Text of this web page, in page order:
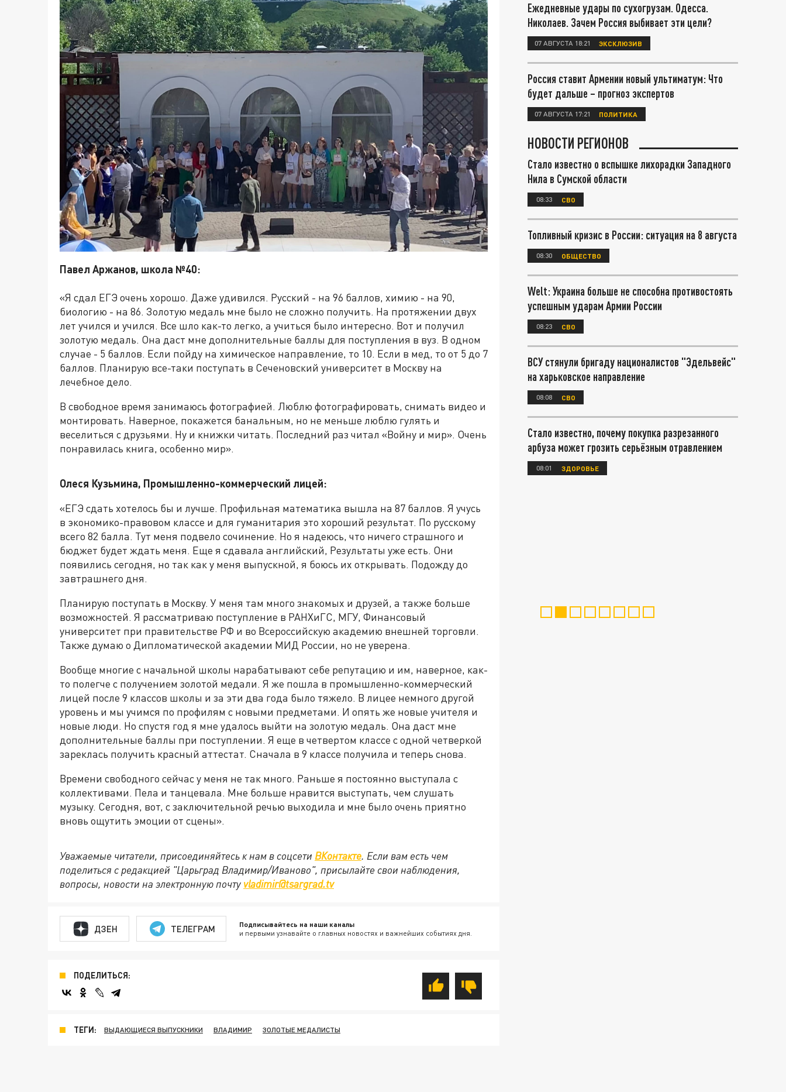
Павел Аржанов, школа №40:
«Я сдал ЕГЭ очень хорошо. Даже удивился. Русский - на 96 баллов, химию - на 90,
биологию - на 86. Золотую медаль мне было не сложно получить. На протяжении двух
лет учился и учился. Все шло как-то легко, а учиться было интересно. Вот и получил
золотую медаль. Она даст мне дополнительные баллы для поступления в вуз. В одном
случае - 5 баллов. Если пойду на химическое направление, то 10. Если в мед, то от 5 до 7
баллов. Планирую все-таки поступать в Сеченовский университет в Москву на
лечебное дело.
В свободное время занимаюсь фотографией. Люблю фотографировать, снимать видео и
монтировать. Наверное, покажется банальным, но не меньше люблю гулять и
веселиться с друзьями. Ну и книжки читать. Последний раз читал «Войну и мир». Очень
понравилась книга, особенно мир».
Олеся Кузьмина, Промышленно-коммерческий лицей:
«ЕГЭ сдать хотелось бы и лучше. Профильная математика вышла на 87 баллов. Я учусь
в экономико-правовом классе и для гуманитария это хороший результат. По русскому
всего 82 балла. Тут меня подвело сочинение. Но я надеюсь, что ничего страшного и
бюджет будет ждать меня. Еще я сдавала английский, Результаты уже есть. Они
появились сегодня, но так как у меня выпускной, я боюсь их открывать. Подожду до
завтрашнего дня.
Планирую поступать в Москву. У меня там много знакомых и друзей, а также больше
возможностей. Я рассматриваю поступление в РАНХиГС, МГУ, Финансовый
университет при правительстве РФ и во Всероссийскую академию внешней торговли.
Также думаю о Дипломатической академии МИД России, но не уверена.
Вообще многие с начальной школы нарабатывают себе репутацию и им, наверное, как-
то полегче с получением золотой медали. Я же пошла в промышленно-коммерческий
лицей после 9 классов школы и за эти два года было тяжело. В лицее немного другой
уровень и мы учимся по профилям с новыми предметами. И опять же новые учителя и
новые люди. Но спустя год я мне удалось выйти на золотую медаль. Она даст мне
дополнительные баллы при поступлении. Я еще в четвертом классе с одной четверкой
зареклась получить красный аттестат. Сначала в 9 классе получила и теперь снова.
Времени свободного сейчас у меня не так много. Раньше я постоянно выступала с
коллективами. Пела и танцевала. Мне больше нравится выступать, чем слушать
музыку. Сегодня, вот, с заключительной речью выходила и мне было очень приятно
вновь ощутить эмоции от сцены».
Уважаемые читатели, присоединяйтесь к нам в соцсети ВКонтакте. Если вам есть чем
поделиться с редакцией "Царьград Владимир/Иваново", присылайте свои наблюдения,
вопросы, новости на электронную почту vladimir@tsargrad.tv
ДЗЕН ТЕЛЕГРАМ Подписывайтесь на наши каналы
и первыми узнавайте о главных новостях и важнейших событиях дня.
ПОДЕЛИТЬСЯ:
ТЕГИ: ВЫДАЮЩИЕСЯ ВЫПУСКНИКИ ВЛАДИМИР ЗОЛОТЫЕ МЕДАЛИСТЫ
Ежедневные удары по сухогрузам. Одесса.
Николаев. Зачем Россия выбивает эти цели?
07 АВГУСТА 18:21 ЭКСКЛЮЗИВ
Россия ставит Армении новый ультиматум: Что
будет дальше – прогноз экспертов
07 АВГУСТА 17:21 ПОЛИТИКА
НОВОСТИ РЕГИОНОВ
Стало известно о вспышке лихорадки Западного
Нила в Сумской области
08:33 СВО
Топливный кризис в России: ситуация на 8 августа
08:30 ОБЩЕСТВО
Welt: Украина больше не способна противостоять
успешным ударам Армии России
08:23 СВО
ВСУ стянули бригаду националистов "Эдельвейс"
на харьковское направление
08:08 СВО
Стало известно, почему покупка разрезанного
арбуза может грозить серьёзным отравлением
08:01 ЗДОРОВЬЕ